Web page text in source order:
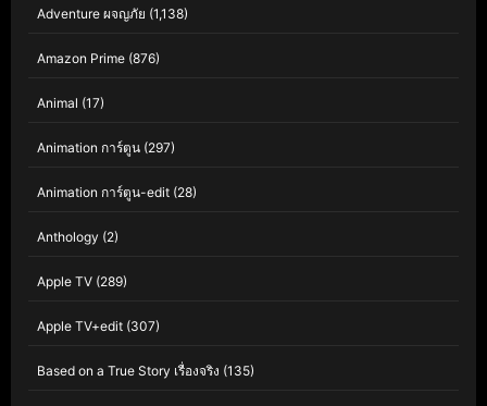
Adventure ผจญภัย (1,138)
Amazon Prime (876)
Animal (17)
Animation การ์ตูน (297)
Animation การ์ตูน-edit (28)
Anthology (2)
Apple TV (289)
Apple TV+edit (307)
Based on a True Story เรื่องจริง (135)